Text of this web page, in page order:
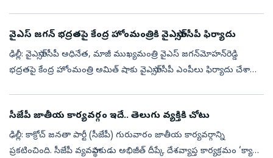
వైఎస్‌ జగన్‌ భద్రతపై కేంద్ర హోంమంత్రికి వైఎస్సార్‌సీపీ ఫిర్యాదు
ఢిల్లీ: వైఎస్సార్‌సీపీ అధినేత, మాజీ ముఖ్యమంత్రి వైఎస్‌ జగన్‌మోహన్‌రెడ్డి
భద్రతపై కేంద్ర హోంమంత్రి అమిత్‌ షాకు వైఎస్సార్‌సీపీ ఎంపీలు ఫిర్యాదు చేశారు.
సీజేపీ జాతీయ కార్యవర్గం ఇదే.. తెలుగు వ్యక్తికి చోటు
ఢిల్లీ: కాక్రోచ్ జనతా పార్టీ (సీజేపీ) గురువారం జాతీయ కార్యవర్గాన్ని
ప్రకటించింది. సీజేపీ వ్యవస్థాపకుడు అభిజీత్ దీప్కే దేశవ్యాప్త కార్యక్రమం ‘క్యా